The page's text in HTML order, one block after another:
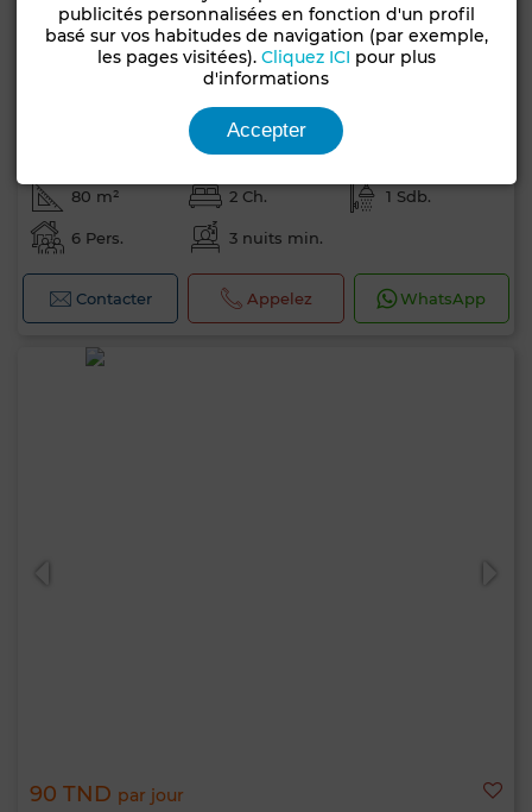
par sem.
Appartement à Hammamet Nord, Hammamet
80 m² 2 Ch. 1 Sdb.
6 Pers. 3 nuits min.
Contacter Appelez WhatsApp
90 TND par jour
publicités personnalisées en fonction d'un profil
basé sur vos habitudes de navigation (par exemple,
les pages visitées). Cliquez ICI pour plus
d'informations
Accepter